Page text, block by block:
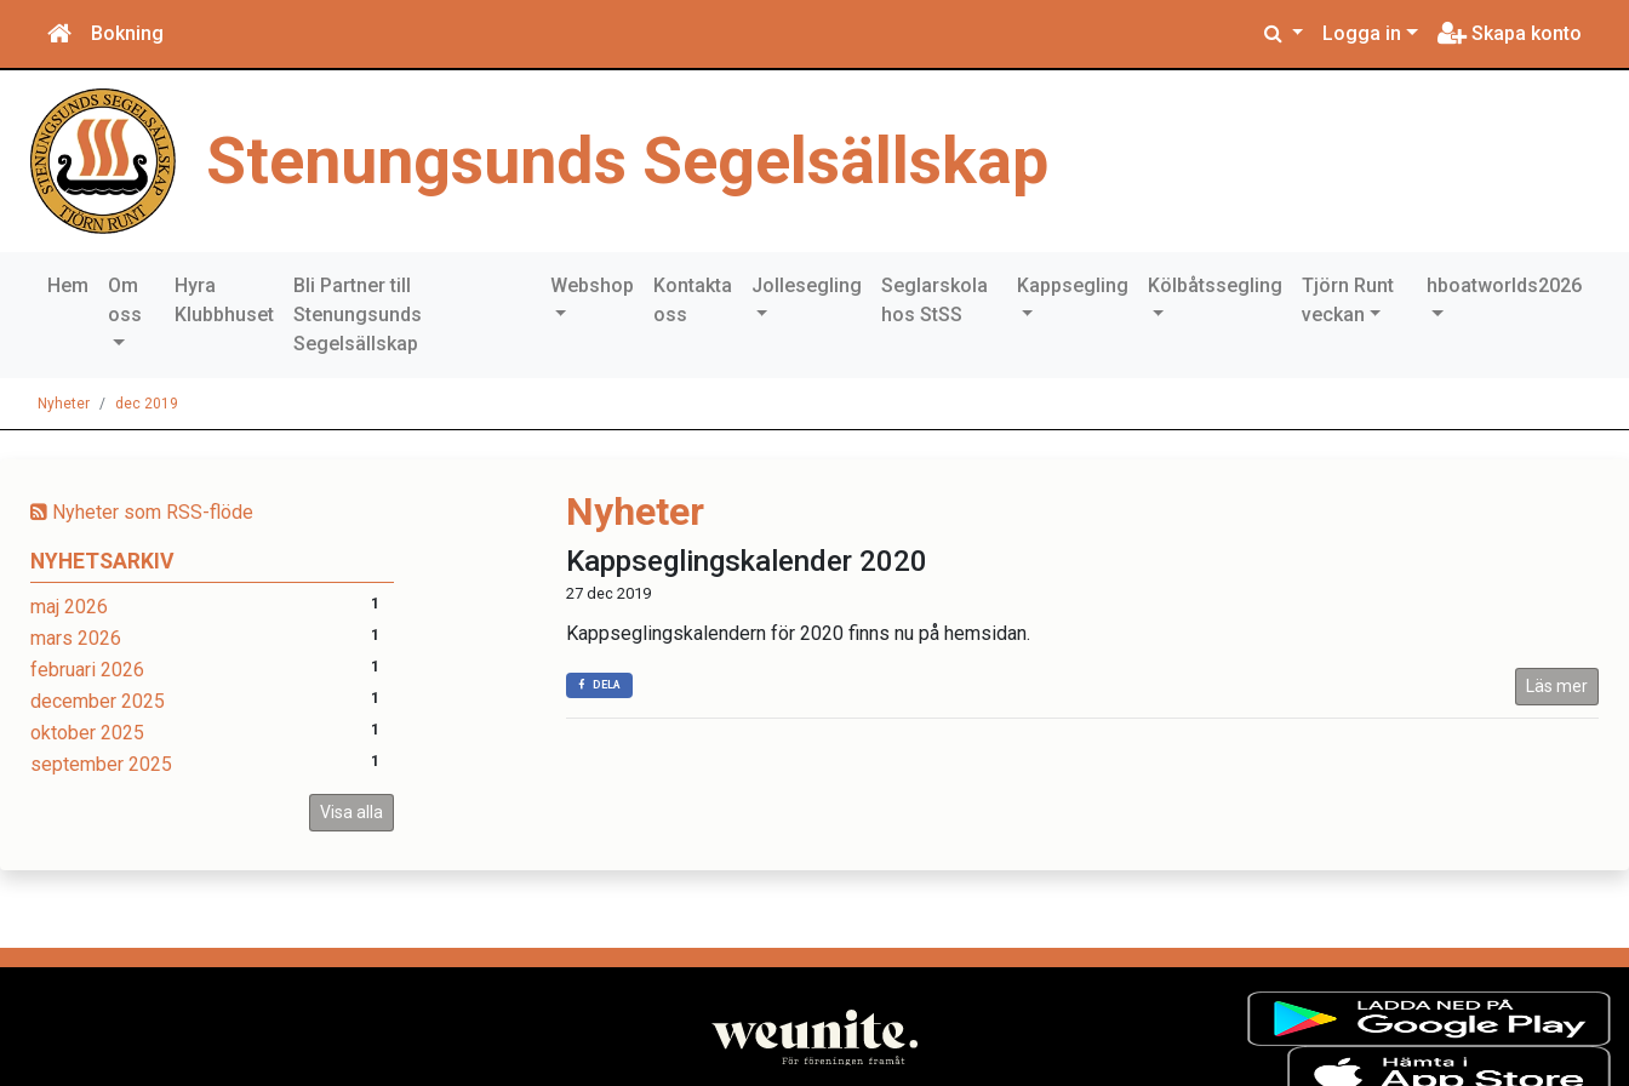
Bokning Logga in Skapa konto
Stenungsunds Segelsällskap
Hem
Om
oss
Hyra
Klubbhuset
Bli Partner till
Stenungsunds
Segelsällskap
Webshop
Kontakta
oss
Jollesegling
Seglarskola
hos StSS
Kappsegling Kölbåtssegling
Tjörn Runt
veckan
hboatworlds2026
Nyheter dec 2019
Nyheter som RSS-flöde
NYHETSARKIV
maj 2026 1
mars 2026 1
februari 2026 1
december 2025 1
oktober 2025 1
september 2025 1
Visa alla
Nyheter
Kappseglingskalender 2020
27 dec 2019
Kappseglingskalendern för 2020 finns nu på hemsidan.
DELA Läs mer